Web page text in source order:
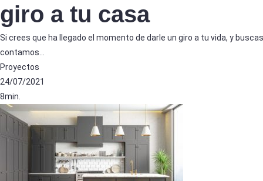
giro a tu casa
Si crees que ha llegado el momento de darle un giro a tu vida, y
contamos…
Proyectos
24/07/2021
8min.